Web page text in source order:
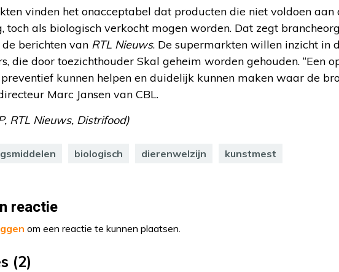
vinden het onacceptabel dat producten die niet voldoen aan
toch als biologisch verkocht mogen worden. Dat zegt
berichten van RTL Nieuws. De supermarkten willen inzicht in
die door toezichthouder Skal geheim worden gehouden. “Een
kunnen helpen en duidelijk kunnen maken waar de
Marc Jansen van CBL.
RTL Nieuws, Distrifood)
biologisch dierenwelzijn kunstmest
reactie
om een reactie te kunnen plaatsen.
(2)